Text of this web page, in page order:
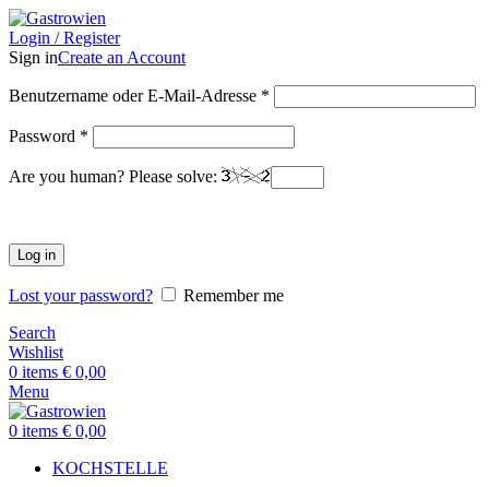
Login / Register
Sign inCreate an Account
Benutzername oder E-Mail-Adresse *
Password *
Are you human? Please solve:
Log in
Lost your password?
Remember me
Search
Wishlist
0 items € 0,00
Menu
0 items € 0,00
KOCHSTELLE